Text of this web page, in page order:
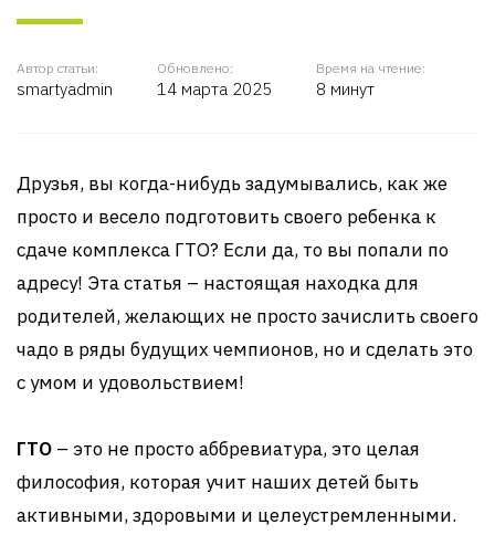
Автор статьи:
smartyadmin
Обновлено:
14 марта 2025
Время на чтение:
8 минут
Друзья, вы когда-нибудь задумывались, как же
просто и весело подготовить своего ребенка к
сдаче комплекса ГТО? Если да, то вы попали по
адресу! Эта статья – настоящая находка для
родителей, желающих не просто зачислить своего
чадо в ряды будущих чемпионов, но и сделать это
с умом и удовольствием!
ГТО – это не просто аббревиатура, это целая
философия, которая учит наших детей быть
активными, здоровыми и целеустремленными.